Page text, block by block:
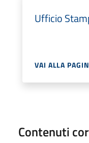
Ufficio
VAI ALLA
Contenuti